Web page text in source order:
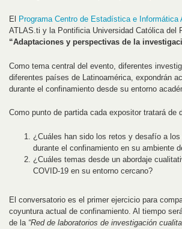
El Programa Centro de Estadística e Informática
ATLAS.ti y la Pontificia Universidad Católica del
“Adaptaciones y perspectivas de la
Como tema central del evento, diferentes
diferentes países de Latinoamérica, expondrán
durante el confinamiento desde su entorno
Como punto de partida cada expositor tratará de
¿Cuáles han sido los retos y desafío a
durante el confinamiento en su ambiente
¿Cuáles temas desde un abordaje
COVID-19 en su entorno cercano?
El conversatorio es el primer ejercicio para
coyuntura actual de confinamiento. Al tiempo
de la“Red de laboratorios de investigación